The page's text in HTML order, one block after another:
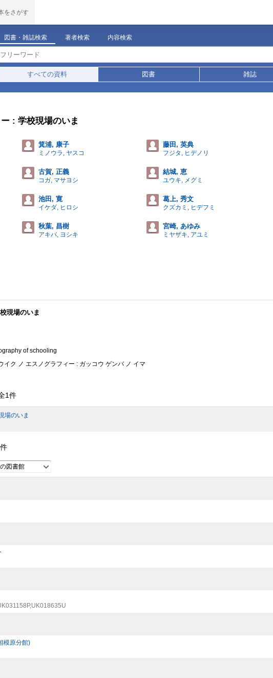
をさがす
図書・雑誌検索 著者検索 内容検索
すべての資料 図書 雑誌
: 学校現場のいま
箕浦, 康子
ミノウラ, ヤスコ
藤田, 英典
フジタ, ヒデノリ
古賀, 正義
コガ, マサヨシ
結城, 恵
ユウキ, メグミ
池田, 寛
イケダ, ヒロシ
葛上, 秀文
クズカミ, ヒデフミ
秋葉, 昌樹
アキバ, ヨシキ
宮崎, あゆみ
ミヤザキ, アユミ
現場のいま
of schooling
イク ノ エスノグラフィー : ガッコウ ゲンバ ノ イマ
1件
場のいま
件
図書館
模原分館)